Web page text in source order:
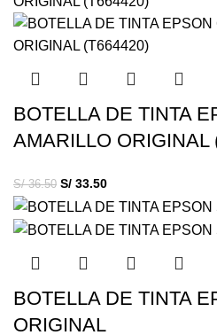
BOTELLA DE TINTA
AMARILLO ORIGINAL
S/36.50 S/ 33.50
BOTELLA DE TINTA
ORIGINAL